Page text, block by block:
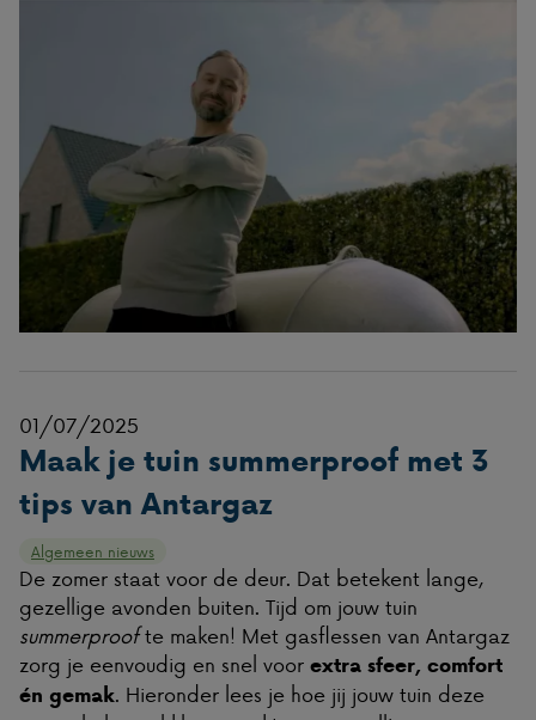
01/07/2025
Maak je tuin summerproof met 3
tips van Antargaz
Algemeen nieuws
De zomer staat voor de deur. Dat betekent lange,
gezellige avonden buiten. Tijd om jouw tuin
summerproofte maken! Met gasflessen van Antargaz
zorg je eenvoudig en snel voor extra sfeer, comfort
én gemak. Hieronder lees je hoe jij jouw tuin deze